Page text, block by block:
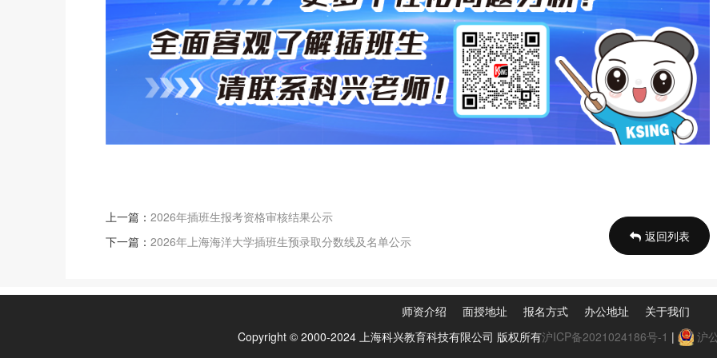
上一篇： 2026年插班生报考资格审核结果公示
下一篇： 2026年上海海洋大学插班生预录取分数线及名单公示 返回列表
师资介绍 面授地址 报名方式 办公地址
关于我们
Copyright © 2000-2024 上海科兴教育科技有限公司 版权所有沪ICP备2021024186号-1 | 沪